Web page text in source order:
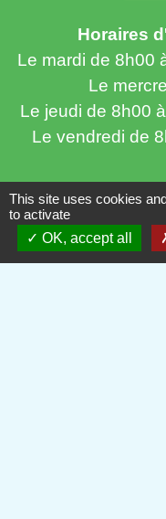
Horaires
Le mardi de 8h00
Le
Le jeudi de 8h00
Le vendredi de
This site uses cookies
to activate
OK, accept all